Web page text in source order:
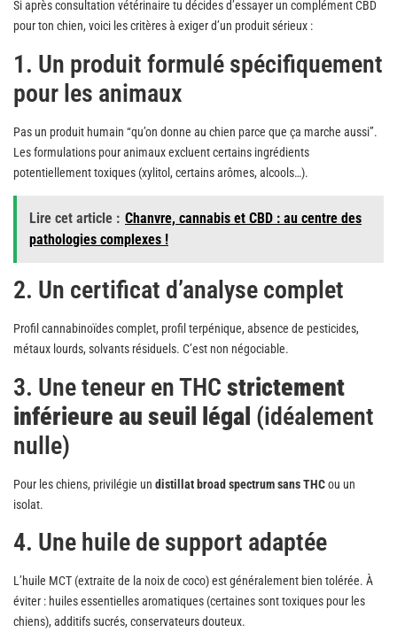
Si après consultation vétérinaire tu décides d’essayer un complément CBD
pour ton chien, voici les critères à exiger d’un produit sérieux :
1. Un produit formulé spécifiquement
pour les animaux
Pas un produit humain “qu’on donne au chien parce que ça marche aussi”.
Les formulations pour animaux excluent certains ingrédients
potentiellement toxiques (xylitol, certains arômes, alcools…).
Lire cet article : Chanvre, cannabis et CBD : au centre des
pathologies complexes !
2. Un certificat d’analyse complet
Profil cannabinoïdes complet, profil terpénique, absence de pesticides,
métaux lourds, solvants résiduels. C’est non négociable.
3. Une teneur en THC strictement
inférieure au seuil légal (idéalement
nulle)
Pour les chiens, privilégie un distillat broad spectrum sans THCou un
isolat.
4. Une huile de support adaptée
L’huile MCT (extraite de la noix de coco) est généralement bien tolérée. À
éviter : huiles essentielles aromatiques (certaines sont toxiques pour les
chiens), additifs sucrés, conservateurs douteux.